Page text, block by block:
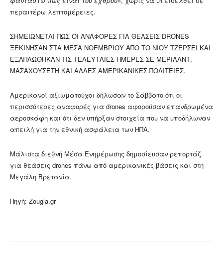
περαιτέρω λεπτομέρειες.
ΣΗΜΕΙΩΝΕΤΑΙ ΠΩΣ ΟΙ ΑΝΑΦΟΡΕΣ ΓΙΑ ΘΕΑΣΕΙΣ DRONES
ΞΕΚΙΝΗΣΑΝ ΣΤΑ ΜΕΣΑ ΝΟΕΜΒΡΙΟΥ ΑΠΟ ΤΟ ΝΙΟΥ ΤΖΕΡΣΕΙ ΚΑΙ
ΕΞΑΠΛΩΘΗΚΑΝ ΤΙΣ ΤΕΛΕΥΤΑΙΕΣ ΗΜΕΡΕΣ ΣΕ ΜΕΡΙΛΑΝΤ,
ΜΑΣΑΧΟΥΣΕΤΗ ΚΑΙ ΑΛΛΕΣ ΑΜΕΡΙΚΑΝΙΚΕΣ ΠΟΛΙΤΕΙΕΣ.
Αμερικανοί αξιωματούχοι δήλωσαν το Σάββατο ότι οι
περισσότερες αναφορές για drones αφορούσαν επανδρωμένα
αεροσκάφη και ότι δεν υπήρξαν στοιχεία που να υποδήλωναν
απειλή για την εθνική ασφάλεια των ΗΠΑ.
Μάλιστα διεθνή Μέσα Ενημέρωσης δημοσίευσαν ρεπορτάζ
για θεάσεις drones πάνω από αμερικανικές βάσεις και στη
Μεγάλη Βρετανία.
Πηγή: Zougla.gr